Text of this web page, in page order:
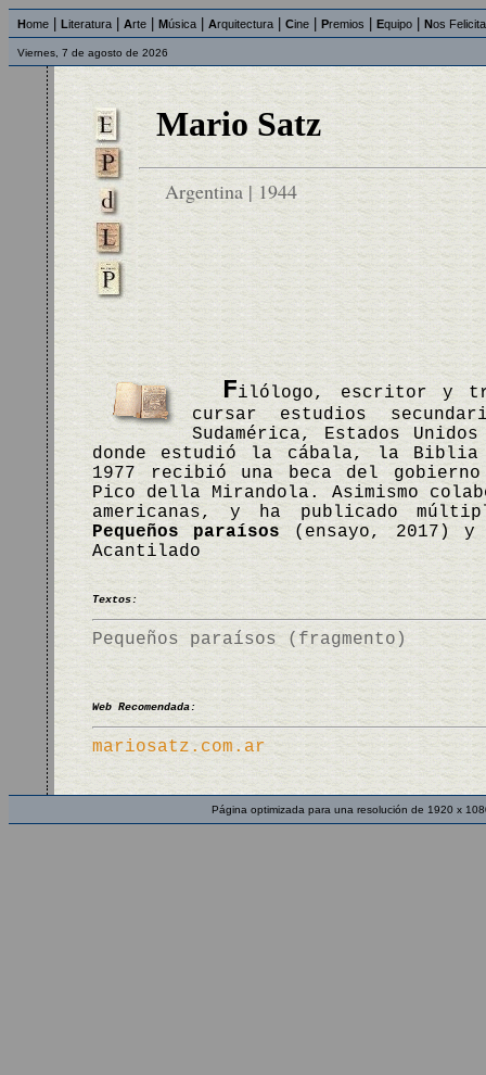
Home Literatura Arte Música Arquitectura Cine Premios Equipo Nos
Viernes, 7 de agosto de 2026
Mario Satz
Argentina | 1944
Filólogo, escritor y
cursar estudios
Sudamérica, Estados
donde estudió la cábala, la
1977 recibió una beca del
Pico della Mirandola. Asimismo
americanas, y ha publicado
Pequeños paraísos(ensayo, 2017)
Acantilado
Textos:
Pequeños paraísos (fragmento)
Web Recomendada:
mariosatz.com.ar
Página optimizada para una resolución de 1920 x